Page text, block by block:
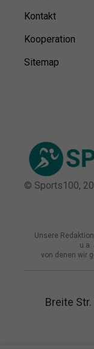
Kontakt
Kooperation
Sitemap
© Sports100,
Unsere
u.a.
von denen wir
Breite